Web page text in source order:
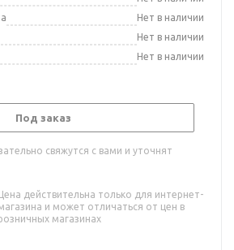
Нет в наличии
Нет в наличии
Нет в наличии
Под заказ
свяжутся с вами и уточнят
действительна только для интернет-
и может отличаться от цен в
магазинах